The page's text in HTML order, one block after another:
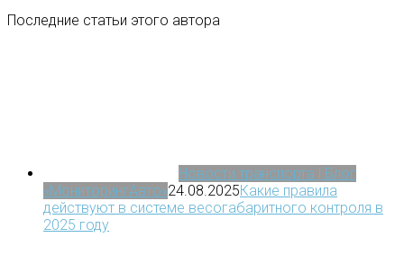
Последние статьи этого автора
Новости транспорта | Блог
«МониторингАвто»24.08.2025Какие правила
действуют в системе весогабаритного контроля в
2025 году